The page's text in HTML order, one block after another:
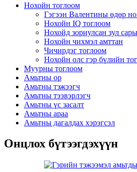
Нохойн тоглоом
Гэгээн Валентины өдөр
Нохойн IQ тоглоом
Нохойд зориулсан зул
Нохойн чихмэл амттан
Чичирдэг тоглоом
Нохойн олс гэр бүлийн
Муурны тоглоом
Амьтны ор
Амьтны тэжээгч
Амьтны тээвэрлэгч
Амьтны үс засалт
Амьтны араа
Амьтны дагалдах хэрэгсэл
Онцлох бүтээгдэхүүн